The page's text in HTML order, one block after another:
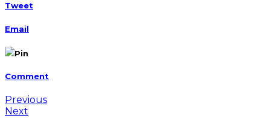
Tweet
Email
Pin
Comment
Previous
Next